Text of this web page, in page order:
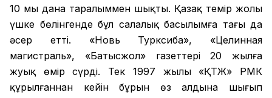
10 мың дана таралыммен шықты. Қазақ темір жолы
үшке бөлінгенде бұл салалық басылымға тағы да
әсер етті. «Новь Турксиба», «Целинная
магистраль», «Батысжол» газеттері 20 жылға
жуық өмір сүрді. Тек 1997 жылы «ҚТЖ» РМК
құрылғаннан кейін бұрын өз алдына шығып